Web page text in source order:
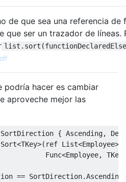
de que sea una referencia de
que ser un trazador de líneas.
podría hacer es cambiar
aproveche mejor las
SortDirection { Ascending,
Sort<TKey>( ref List<Employee>
Func<Employee, TKey
== SortDirection.Ascending